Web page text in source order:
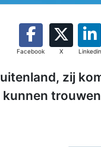
Facebook X Linkedin
zij